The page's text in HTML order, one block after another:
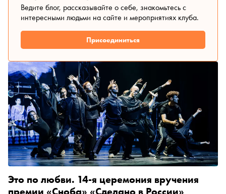
поэта Расула Гамзатова
Ведите блог, рассказывайте о себе, знакомьтесь с
интересными людьми на сайте и мероприятиях клуба.
Присоединиться
Это по любви. 14-я церемония вручения